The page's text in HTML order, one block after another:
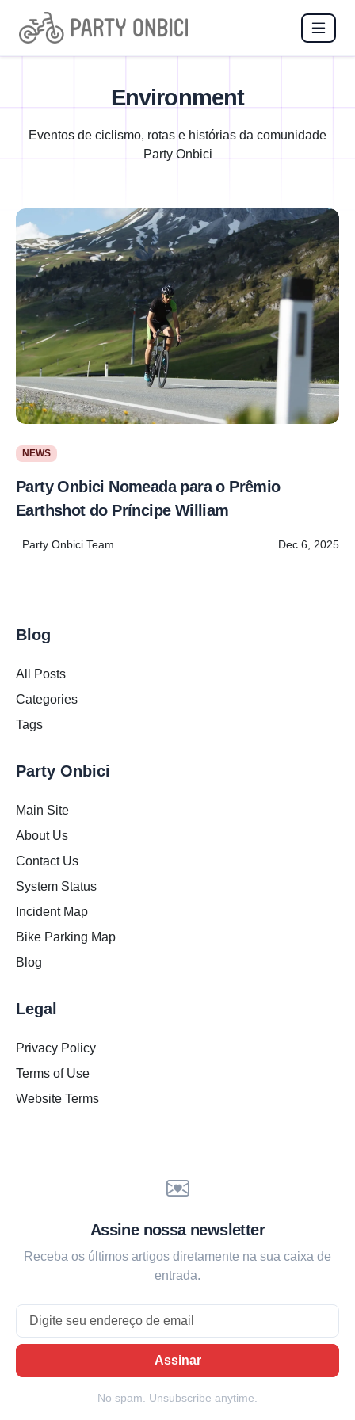
Environment
Eventos de ciclismo, rotas e histórias da comunidade
Party Onbici
NEWS
Party Onbici Nomeada para o Prêmio
Earthshot do Príncipe William
Party Onbici Team Dec 6, 2025
Blog
All Posts
Categories
Tags
Party Onbici
Main Site
About Us
Contact Us
System Status
Incident Map
Bike Parking Map
Blog
Legal
Privacy Policy
Terms of Use
Website Terms
Assine nossa newsletter
Receba os últimos artigos diretamente na sua caixa de
entrada.
Email
Assinar
No spam. Unsubscribe anytime.